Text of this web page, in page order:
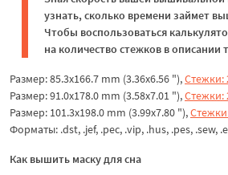
узнать, сколько времени займет
Чтобы воспользоваться
на количество стежков в описании
Размер: 85.3x166.7 mm (3.36x6.56 "),Стежки:
Размер: 91.0x178.0 mm (3.58x7.01 "),Стежки:
Размер: 101.3x198.0 mm (3.99x7.80 "),
Форматы: .dst, .jef, .pec, .vip, .hus, .pes, .sew,
Как вышить маску для сна